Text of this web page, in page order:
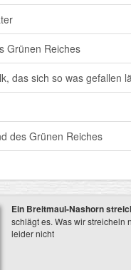
Grünen Reiches
das sich so was gefallen
des Grünen Reiches
Ein Breitmaul-Nashorn
schlägt es. Was wir streicheln
leider nicht